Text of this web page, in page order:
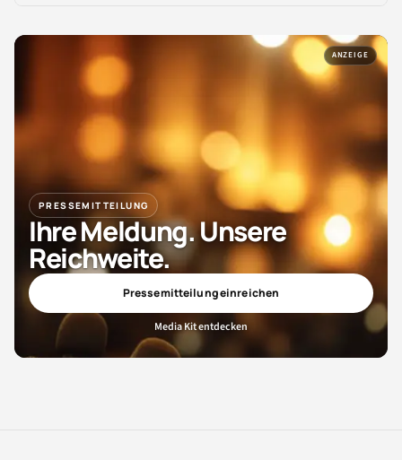
ANZEIGE
PRESSEMITTEILUNG
Ihre Meldung. Unsere
Reichweite.
Pressemitteilung einreichen
Media Kit entdecken